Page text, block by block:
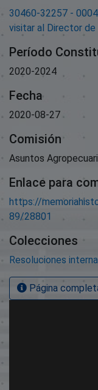
30460-32257 -
visitar al Director de
Período
2020-2024
Fecha
2020-08-27
Comisión
Asuntos
Enlace para
https://
89/28801
Colecciones
Resoluciones
Página